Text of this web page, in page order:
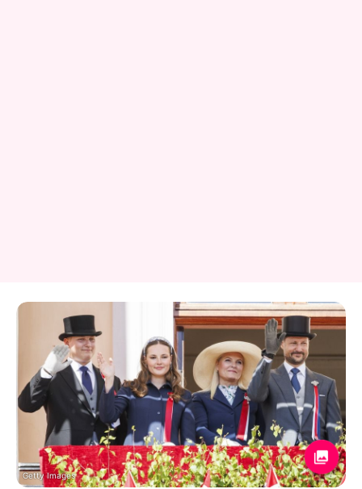
Getty Images